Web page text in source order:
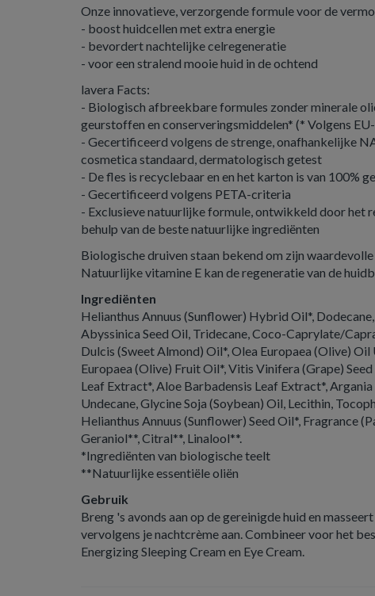
Onze innovatieve, verzorgende formule voor de
- boost huidcellen met extra energie
- bevordert nachtelijke celregeneratie
- voor een stralend mooie huid in de ochtend
lavera Facts:
- Biologisch afbreekbare formules zonder minerale
geurstoffen en conserveringsmiddelen* (* Volgens
- Gecertificeerd volgens de strenge, onafhankelijke
cosmetica standaard, dermatologisch getest
- De fles is recyclebaar en en het karton is van 100%
- Gecertificeerd volgens PETA-criteria
- Exclusieve natuurlijke formule, ontwikkeld door het
behulp van de beste natuurlijke ingrediënten
Biologische druiven staan bekend om zijn
Natuurlijke vitamine E kan de regeneratie van de
Ingrediënten
Helianthus Annuus (Sunflower) Hybrid Oil*,
Abyssinica Seed Oil, Tridecane, Coco-Caprylate/
Dulcis (Sweet Almond) Oil*, Olea Europaea (Olive)
Europaea (Olive) Fruit Oil*, Vitis Vinifera (Grape)
Leaf Extract*, Aloe Barbadensis Leaf Extract*,
Undecane, Glycine Soja (Soybean) Oil, Lecithin,
Helianthus Annuus (Sunflower) Seed Oil*, Fragrance
Geraniol**, Citral**, Linalool**.
*Ingrediënten van biologische teelt
**Natuurlijke essentiële oliën
Gebruik
Breng 's avonds aan op de gereinigde huid en
vervolgens je nachtcrème aan. Combineer voor het
Energizing Sleeping Cream en Eye Cream.